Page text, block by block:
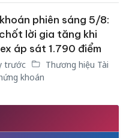
phiên sáng 5/8:
lời gia tăng khi
áp sát 1.790 điểm
trước
Thương hiệu Tài
khoán